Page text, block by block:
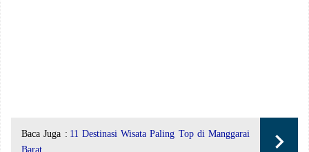
Baca Juga : 11 Destinasi Wisata Paling Top di Manggarai
Barat